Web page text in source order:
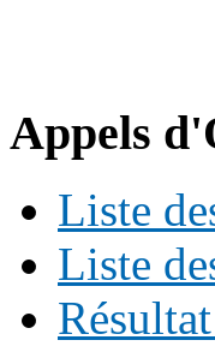
Appels
Liste
Liste